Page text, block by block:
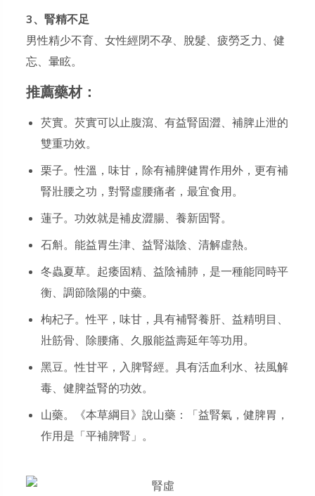
3、腎精不足
男性精少不育、女性經閉不孕、脫髮、疲勞乏力、健
忘、暈眩。
推薦藥材：
芡實。芡實可以止腹瀉、有益腎固澀、補脾止泄的
雙重功效。
栗子。性溫，味甘，除有補脾健胃作用外，更有補
腎壯腰之功，對腎虛腰痛者，最宜食用。
蓮子。功效就是補皮澀腸、養新固腎。
石斛。能益胃生津、益腎滋陰、清解虛熱。
冬蟲夏草。起痿固精、益陰補肺，是一種能同時平
衡、調節陰陽的中藥。
枸杞子。性平，味甘，具有補腎養肝、益精明目、
壯筋骨、除腰痛、久服能益壽延年等功用。
黑豆。性甘平，入脾腎經。具有活血利水、祛風解
毒、健脾益腎的功效。
山藥。《本草綱目》說山藥：「益腎氣，健脾胃，
作用是「平補脾腎」。